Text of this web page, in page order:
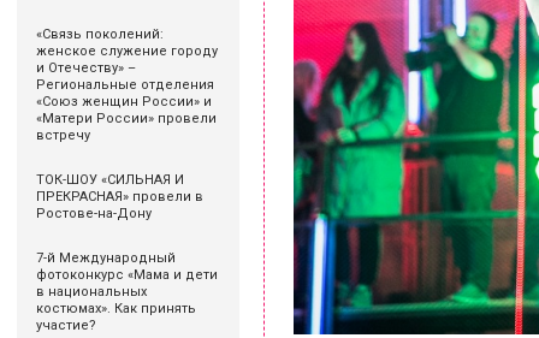
«Связь поколений:
женское служение городу
и Отечеству» –
Региональные отделения
«Союз женщин России» и
«Матери России» провели
встречу
ТОК-ШОУ «СИЛЬНАЯ И
ПРЕКРАСНАЯ» провели в
Ростове-на-Дону
7-й Международный
фотоконкурс «Мама и дети
в национальных
костюмах». Как принять
участие?